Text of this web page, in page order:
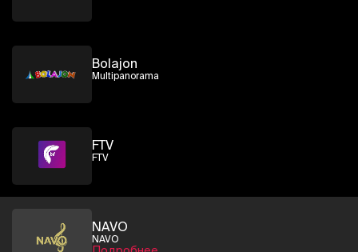
Bolajon
Multipanorama
FTV
FTV
NAVO
NAVO